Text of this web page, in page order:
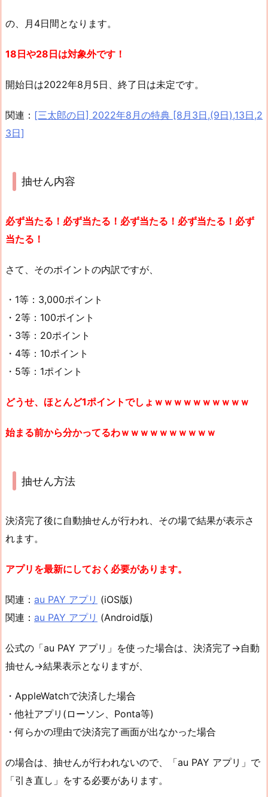
の、月4日間となります。
18日や28日は対象外です！
開始日は2022年8月5日、終了日は未定です。
関連： [三太郎の日] 2022年8月の特典 [8月3日,(9日),13日,2
3日]
抽せん内容
必ず当たる！必ず当たる！必ず当たる！必ず当たる！必ず
当たる！
さて、そのポイントの内訳ですが、
・1等：3,000ポイント
・2等：100ポイント
・3等：20ポイント
・4等：10ポイント
・5等：1ポイント
どうせ、ほとんど1ポイントでしょｗｗｗｗｗｗｗｗｗｗ
始まる前から分かってるわｗｗｗｗｗｗｗｗｗｗ
抽せん方法
決済完了後に自動抽せんが行われ、その場で結果が表示さ
れます。
アプリを最新にしておく必要があります。
関連： au PAY アプリ (iOS版)
関連： au PAY アプリ (Android版)
公式の「au PAY アプリ」を使った場合は、決済完了→自動
抽せん→結果表示となりますが、
・AppleWatchで決済した場合
・他社アプリ(ローソン、Ponta等)
・何らかの理由で決済完了画面が出なかった場合
の場合は、抽せんが行われないので、「au PAY アプリ」で
「引き直し」をする必要があります。